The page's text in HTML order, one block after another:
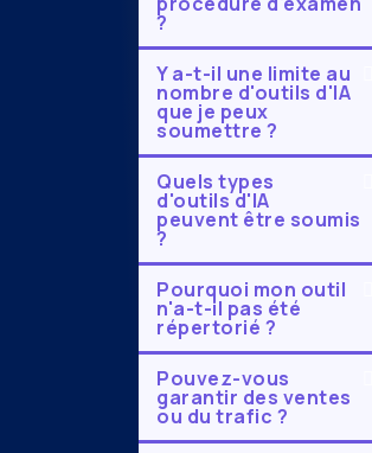
?
Y a-t-il une limite au
nombre d'outils d'IA
que je peux
soumettre ?
Quels types
d'outils d'IA
peuvent être soumis
?
Pourquoi mon outil
n'a-t-il pas été
répertorié ?
Pouvez-vous
garantir des ventes
ou du trafic ?